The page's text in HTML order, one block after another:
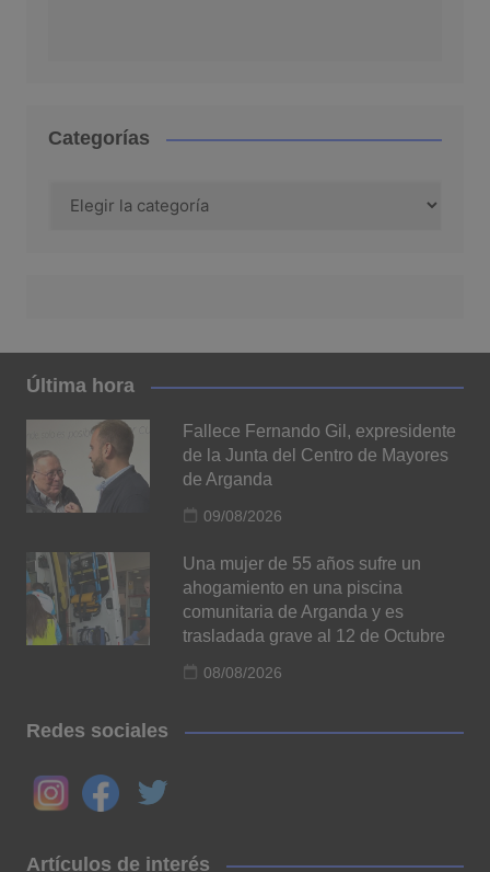
Categorías
Última hora
Fallece Fernando Gil, expresidente
de la Junta del Centro de Mayores
de Arganda
09/08/2026
Una mujer de 55 años sufre un
ahogamiento en una piscina
comunitaria de Arganda y es
trasladada grave al 12 de Octubre
08/08/2026
Redes sociales
Artículos de interés